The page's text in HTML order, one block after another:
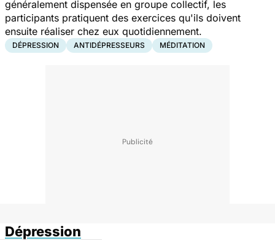
généralement dispensée en groupe collectif, les
participants pratiquent des exercices qu'ils doivent
ensuite réaliser chez eux quotidiennement.
DÉPRESSION ANTIDÉPRESSEURS MÉDITATION
Dépression